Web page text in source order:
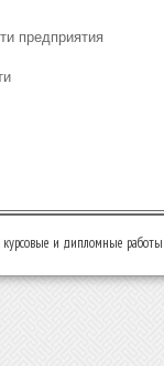
предприятия
и дипломные работы